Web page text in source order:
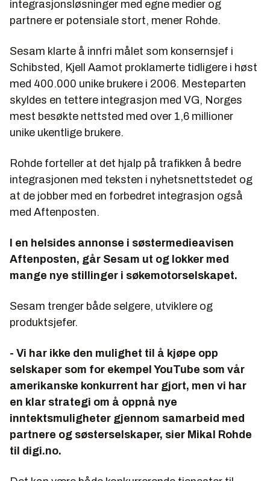
integrasjonsløsninger med egne medier og
partnere er potensiale stort, mener Rohde.
Sesam klarte å innfri målet som konsernsjef i
Schibsted, Kjell Aamot proklamerte tidligere i høst
med 400.000 unike brukere i 2006. Mesteparten
skyldes en tettere integrasjon med VG, Norges
mest besøkte nettsted med over 1,6 millioner
unike ukentlige brukere.
Rohde forteller at det hjalp på trafikken å bedre
integrasjonen med teksten i nyhetsnettstedet og
at de jobber med en forbedret integrasjon også
med Aftenposten.
I en helsides annonse i søstermedieavisen
Aftenposten, går Sesam ut og lokker med
mange nye stillinger i søkemotorselskapet.
Sesam trenger både selgere, utviklere og
produktsjefer.
- Vi har ikke den mulighet til å kjøpe opp
selskaper som for ekempel YouTube som vår
amerikanske konkurrent har gjort, men vi har
en klar strategi om å oppnå nye
inntektsmuligheter gjennom samarbeid med
partnere og søsterselskaper, sier Mikal Rohde
til digi.no.